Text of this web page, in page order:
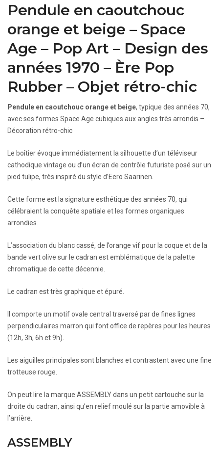
Pendule en caoutchouc
orange et beige – Space
Age – Pop Art – Design des
années 1970 – Ère Pop
Rubber – Objet rétro-chic
Pendule en caoutchouc orange et beige, typique des années 70,
avec ses formes Space Age cubiques aux angles très arrondis –
Décoration rétro-chic
Le boîtier évoque immédiatement la silhouette d’un téléviseur
cathodique vintage ou d’un écran de contrôle futuriste posé sur un
pied tulipe, très inspiré du style d’Eero Saarinen.
Cette forme est la signature esthétique des années 70, qui
célébraient la conquête spatiale et les formes organiques
arrondies.
L’association du blanc cassé, de l’orange vif pour la coque et de la
bande vert olive sur le cadran est emblématique de la palette
chromatique de cette décennie.
Le cadran est très graphique et épuré.
Il comporte un motif ovale central traversé par de fines lignes
perpendiculaires marron qui font office de repères pour les heures
(12h, 3h, 6h et 9h).
Les aiguilles principales sont blanches et contrastent avec une fine
trotteuse rouge.
On peut lire la marque ASSEMBLY dans un petit cartouche sur la
droite du cadran, ainsi qu’en relief moulé sur la partie amovible à
l’arrière.
ASSEMBLY